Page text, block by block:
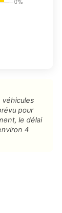
véhicules
pour
le délai
4